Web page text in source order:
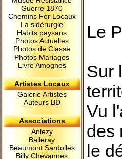
Guerre 1870
Chemins Fer Locaux
La sidérurgie
Habits paysans
Photos Actuelles
Photos de Classe
Photos Mariages
Livre Amognes
Artistes Locaux
Galerie Artistes
Auteurs BD
Associations
Anlezy
Balleray
Beaumont Sardolles
Billy Chevannes
Le
Sur
Vu
des
le